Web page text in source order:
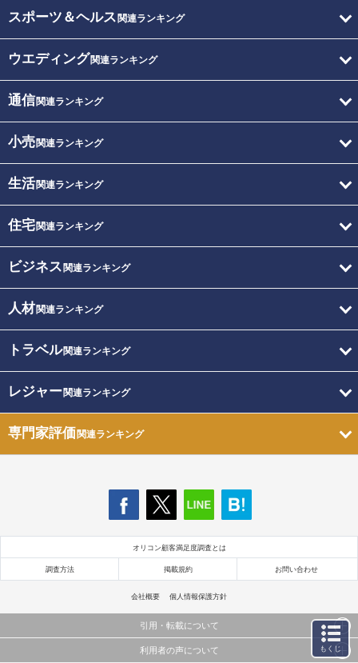
スポーツ＆ヘルス 関連ランキング
ウエディング関連ランキング
通信関連ランキング
小売関連ランキング
生活関連ランキング
住宅関連ランキング
ビジネス 関連ランキング
人材関連ランキング
トラベル関連ランキング
レジャー関連ランキング
専門家評価関連ランキング
オリコン顧客満足度調査とは
調査方法 掲載規約 お問い合わせ
会社概要 個人情報保護方針
引用・転載について
当サイトで公開されている情報（文字、写真、イラスト、画像データ等）及びこれらの配置・
利用者の声について もくじ